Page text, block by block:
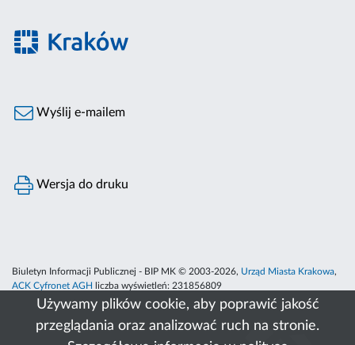
Używamy plików cookie, aby poprawić jakość
przeglądania oraz analizować ruch na stronie.
Wyślij e-mailem
Wersja do druku
Biuletyn Informacji Publicznej - BIP MK © 2003-2026, Urząd Miasta Krakowa,
ACK Cyfronet AGH
liczba wyświetleń: 231856809